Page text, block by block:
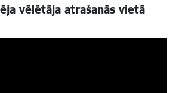
vēlētāja atrašanās vietā